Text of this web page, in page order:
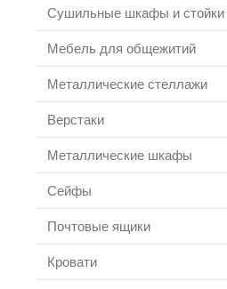
Сушильные шкафы и стойки
Мебель для общежитий
Металлические стеллажи
Верстаки
Металлические шкафы
Сейфы
Почтовые ящики
Кровати